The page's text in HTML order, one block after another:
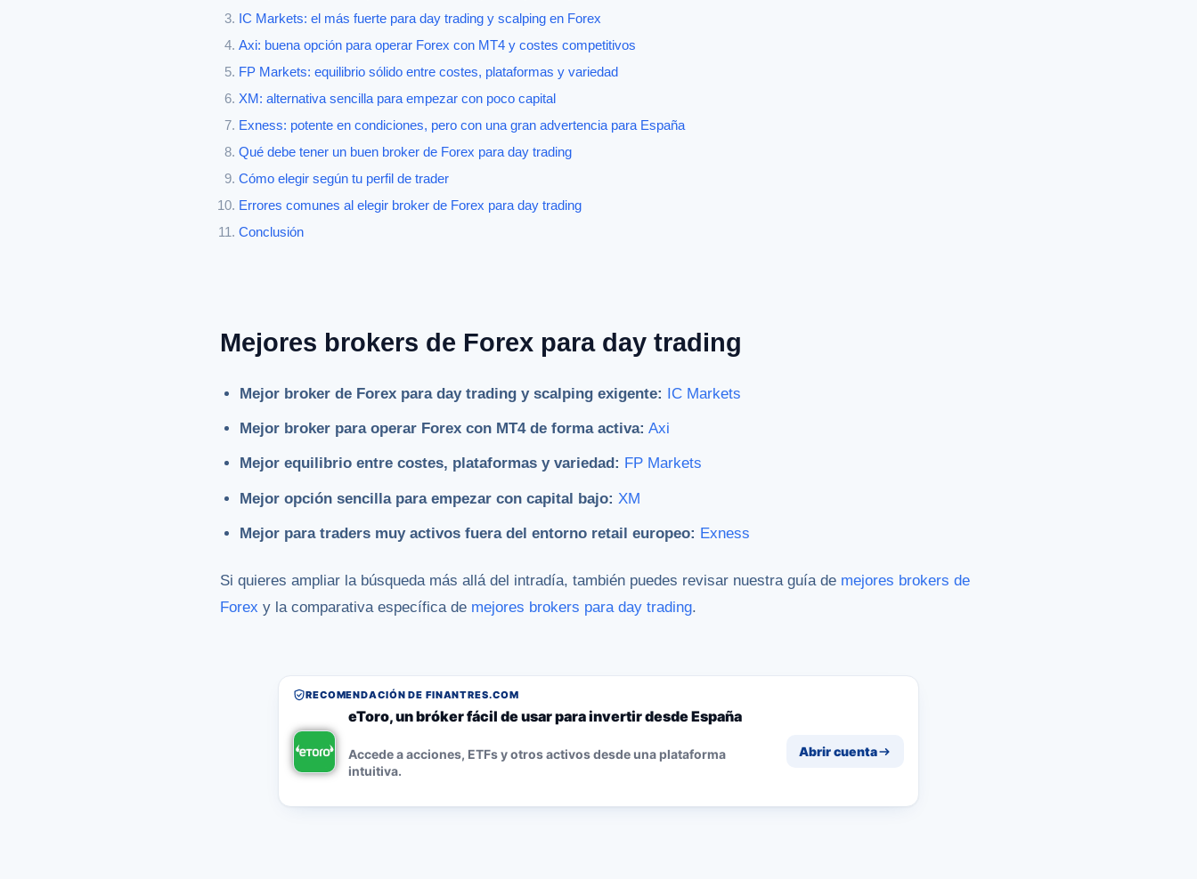
IC Markets: el más fuerte para day trading y scalping en Forex
Axi: buena opción para operar Forex con MT4 y costes competitivos
FP Markets: equilibrio sólido entre costes, plataformas y variedad
XM: alternativa sencilla para empezar con poco capital
Exness: potente en condiciones, pero con una gran advertencia para España
Qué debe tener un buen broker de Forex para day trading
Cómo elegir según tu perfil de trader
Errores comunes al elegir broker de Forex para day trading
Conclusión
Mejores brokers de Forex para day trading
Mejor broker de Forex para day trading y scalping exigente: IC Markets
Mejor broker para operar Forex con MT4 de forma activa: Axi
Mejor equilibrio entre costes, plataformas y variedad: FP Markets
Mejor opción sencilla para empezar con capital bajo: XM
Mejor para traders muy activos fuera del entorno retail europeo: Exness
Si quieres ampliar la búsqueda más allá del intradía, también puedes revisar nuestra guía de mejores brokers de
Forex y la comparativa específica de mejores brokers para day trading.
RECOMENDACIÓN DE FINANTRES.COM
eToro, un bróker fácil de usar para invertir desde España
Accede a acciones, ETFs y otros activos desde una plataforma
intuitiva.
Abrir cuenta